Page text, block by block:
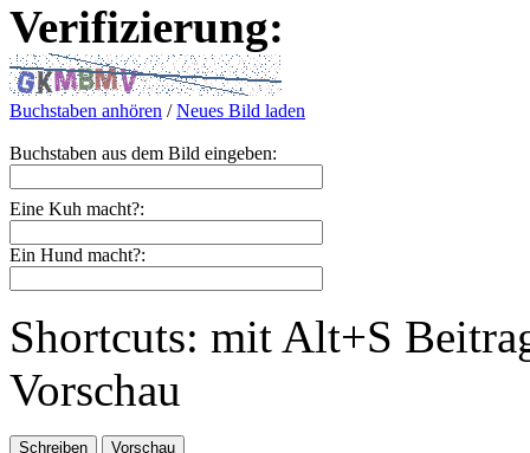
Verifizierung:
Buchstaben anhören /Neues Bild laden
Buchstaben aus dem Bild eingeben:
Eine Kuh macht?:
Ein Hund macht?:
Shortcuts: mit Alt+S
Vorschau